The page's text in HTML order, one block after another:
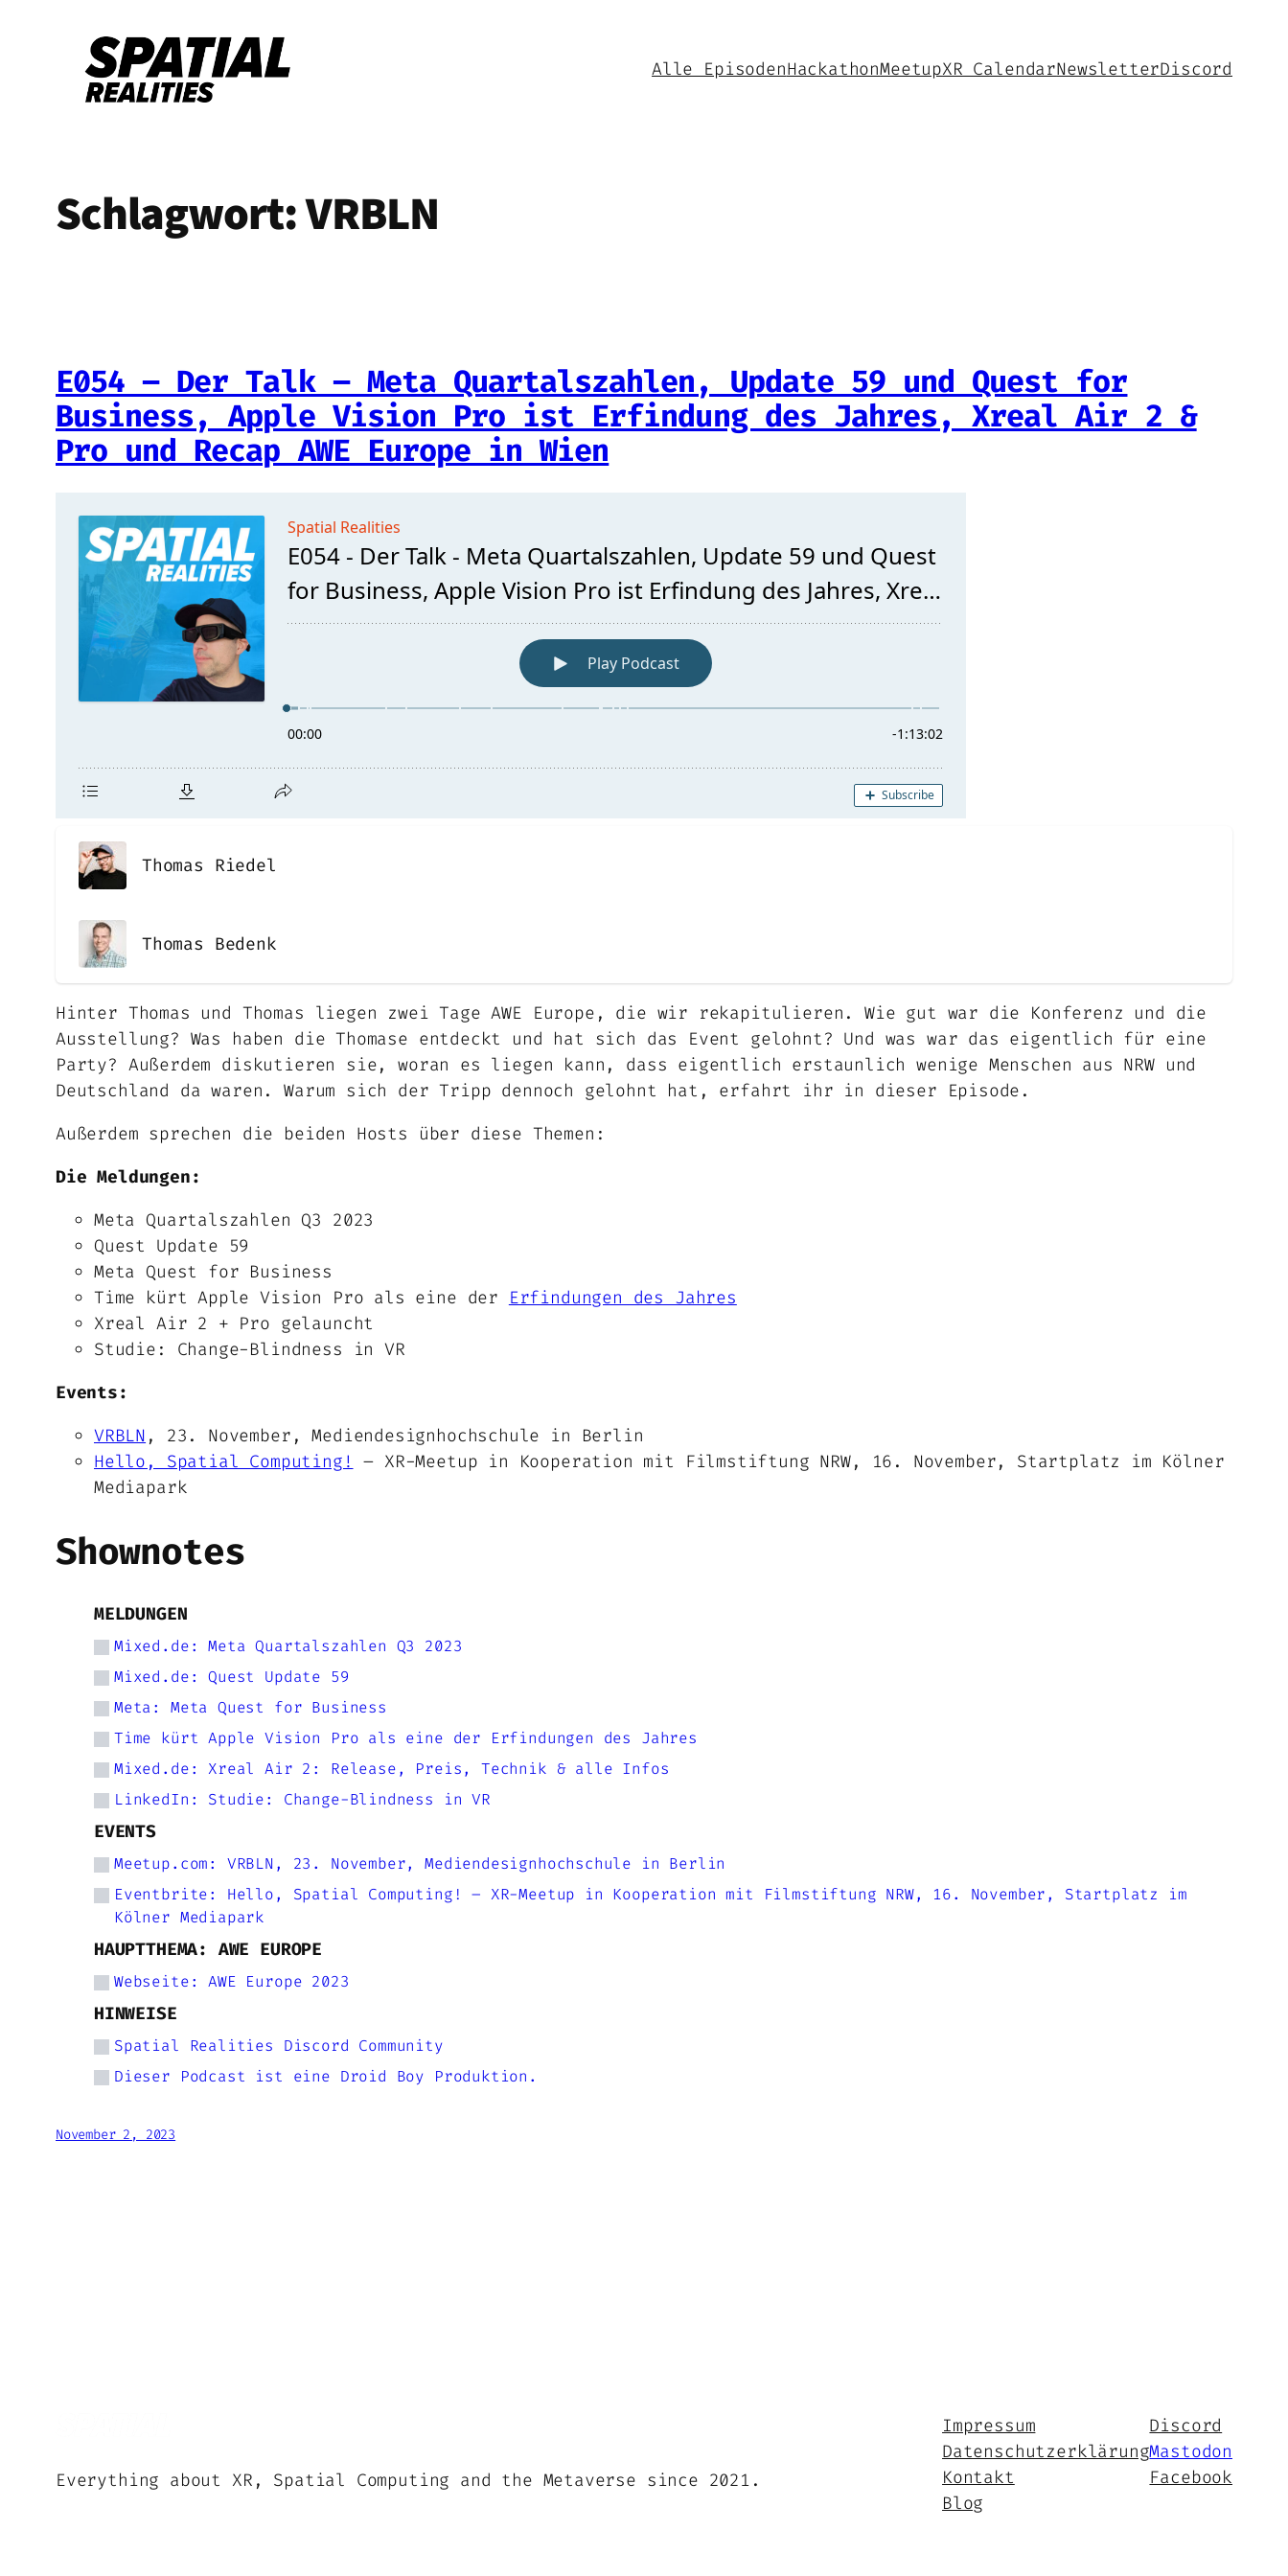
springen
Alle EpisodenHackathonMeetupXR CalendarNewsletterDiscord
Schlagwort:VRBLN
E054 – Der Talk – Meta Quartalszahlen, Update 59 und Quest for
Business, Apple Vision Pro ist Erfindung des Jahres, Xreal Air 2 &
Pro und Recap AWE Europe in Wien
Thomas Riedel
Thomas Bedenk
Hinter Thomas und Thomas liegen zwei Tage AWE Europe, die wir rekapitulieren. Wie gut war die Konferenz und die
Ausstellung? Was haben die Thomase entdeckt und hat sich das Event gelohnt? Und was war das eigentlich für eine
Party? Außerdem diskutieren sie, woran es liegen kann, dass eigentlich erstaunlich wenige Menschen aus NRW und
Deutschland da waren. Warum sich der Tripp dennoch gelohnt hat, erfahrt ihr in dieser Episode.
Außerdem sprechen die beiden Hosts über diese Themen:
Die Meldungen:
Meta Quartalszahlen Q3 2023
Quest Update 59
Meta Quest for Business
Time kürt Apple Vision Pro als eine der Erfindungen des Jahres
Xreal Air 2 + Pro gelauncht
Studie: Change-Blindness in VR
Events:
VRBLN , 23. November, Mediendesignhochschule in Berlin
Hello, Spatial Computing! – XR-Meetup in Kooperation mit Filmstiftung NRW, 16. November, Startplatz im Kölner
Mediapark
Shownotes
MELDUNGEN
Mixed.de: Meta Quartalszahlen Q3 2023
Mixed.de: Quest Update 59
Meta: Meta Quest for Business
Time kürt Apple Vision Pro als eine der Erfindungen des Jahres
Mixed.de: Xreal Air 2: Release, Preis, Technik & alle Infos
LinkedIn: Studie: Change-Blindness in VR
EVENTS
Meetup.com: VRBLN, 23. November, Mediendesignhochschule in Berlin
Eventbrite: Hello, Spatial Computing! – XR-Meetup in Kooperation mit Filmstiftung NRW, 16. November, Startplatz im
Kölner Mediapark
HAUPTTHEMA: AWE EUROPE
Webseite: AWE Europe 2023
HINWEISE
Spatial Realities Discord Community
Dieser Podcast ist eine Droid Boy Produktion.
November 2, 2023
Everything about XR, Spatial Computing and the Metaverse since 2021.
Impressum
Datenschutzerklärung
Kontakt
Blog
Discord
Mastodon
Facebook